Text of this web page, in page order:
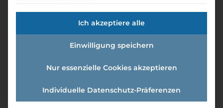
Ich akzeptiere alle
Einwilligung speichern
Nur essenzielle Cookies akzeptieren
Individuelle Datenschutz-Präferenzen